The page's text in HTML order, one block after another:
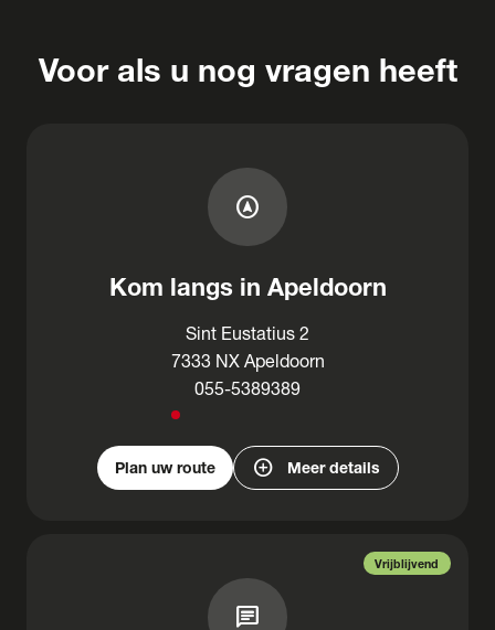
Voor als u nog vragen heeft
assistant_navigation
Kom langs in Apeldoorn
Sint Eustatius 2
7333 NX Apeldoorn
055-5389389
Plan uw route add_circle Meer details
Vrijblijvend
chat